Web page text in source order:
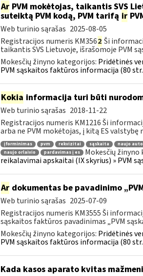
ArPVM mokėtojas, taikantis SVS
suteiktą PVM kodą, PVM tarifą ir
Web turinio sąrašas 2025-08-05
Registracijos numeris KM3562 Ši
taikantis SVS Lietuvoje, išrašomoje PVM
Mokesčių žinyno kategorijos: Pridėtinės
PVM sąskaitos faktūros informacija (80
Kokia informacija turi būti
Web turinio sąrašas 2018-11-22
Registracijos numeris KM1216 Ši
arba ne PVM mokėtojas, į kitą ES
įforminimas pvm rekvizitai sąskaita naujo
naujo orlaivio
pardavimas į es Mokesčių
reikalavimai apskaitai (IX skyrius) » PVM
Ardokumentas be pavadinimo
Web turinio sąrašas 2025-07-09
Registracijos numeris KM3555 Ši
sąskaitos faktūros pavadinimas „PVM
Mokesčių žinyno kategorijos: Pridėtinės
PVM sąskaitos faktūros informacija (80
Kada kasos aparato kvitas